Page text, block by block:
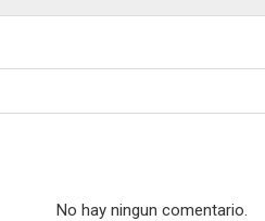
No hay ningun comentario.